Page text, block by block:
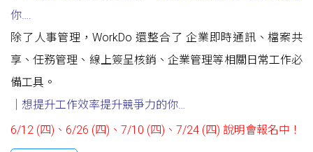
你….
除了人事管理，WorkDo 還整合了 企業即時通訊、檔案共
享、任務管理、線上簽呈核銷、企業管理等相關日常工作必
備工具。
｜想提升工作效率提升競爭力的你…
6/12 (四)、6/26 (四)、7/10 (四)、7/24 (四) 說明會報名中！